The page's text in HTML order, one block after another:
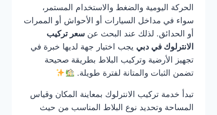
الحركة اليومية والضغط والاستخدام المستمر،
سواء في مداخل السيارات أو الأحواش أو الممرات
أو الحدائق. لذلك عند البحث عن سعر تركيب
الانترلوك في دبي يجب اختيار جهة لديها خبرة في
تجهيز الأرضية وتركيب البلاط بطريقة صحيحة
تضمن الثبات والمتانة لفترة طويلة.
تبدأ خدمة تركيب الانترلوك بمعاينة المكان وقياس
المساحة وتحديد نوع البلاط المناسب من حيث